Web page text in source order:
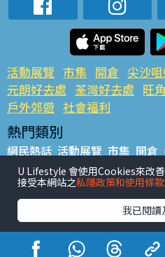
活動展覽 市集 開倉 尖沙
元朗好去處 荃灣好去處 旺
戶外郊遊 社會福利
熱門類別
網民熱話 活動展覽 市集 開倉
銅鑼灣好去處 元朗好去處 荃
餐廳情報 戶外郊遊
熱門標籤
#UGO搵好去處 #人氣活動推介
#親子玩樂好去處
#ULifestyle
U Lifestyle 會使用Cookies來改
接受本網站之私隱政策和使用條款
我已閱讀